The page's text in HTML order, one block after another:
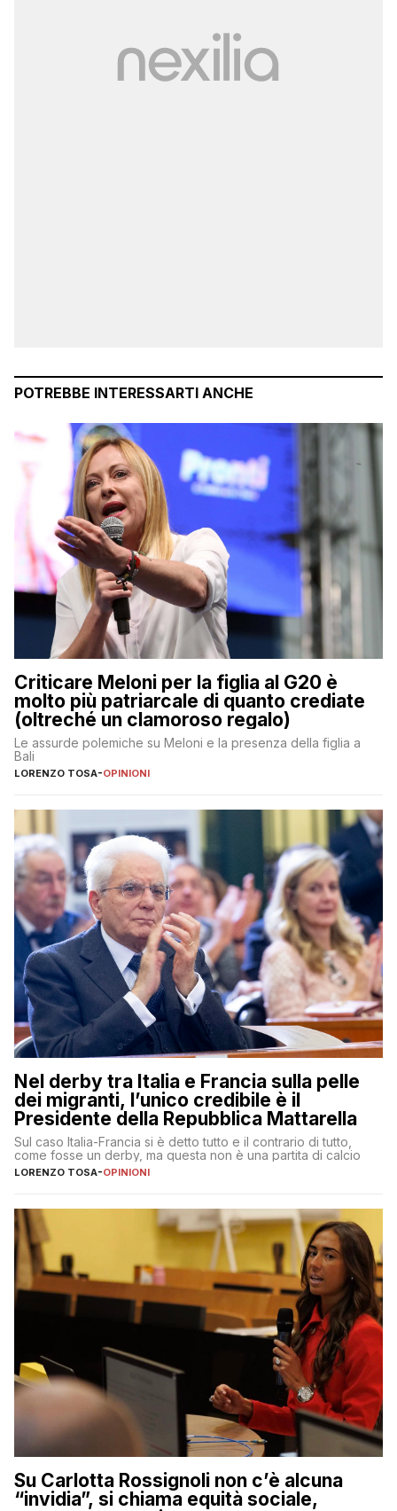
POTREBBE INTERESSARTI ANCHE
Criticare Meloni per la figlia al G20 è
molto più patriarcale di quanto crediate
(oltreché un clamoroso regalo)
Le assurde polemiche su Meloni e la presenza della figlia a
Bali
LORENZO TOSA-OPINIONI
Nel derby tra Italia e Francia sulla pelle
dei migranti, l’unico credibile è il
Presidente della Repubblica Mattarella
Sul caso Italia-Francia si è detto tutto e il contrario di tutto,
come fosse un derby, ma questa non è una partita di calcio
LORENZO TOSA-OPINIONI
Su Carlotta Rossignoli non c’è alcuna
“invidia”, si chiama equità sociale,